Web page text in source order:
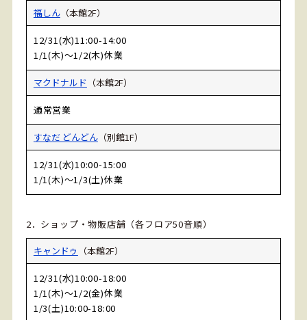
福しん（本館2F）
12/31(水)11:00-14:00
1/1(木)～1/2(木)休業
マクドナルド （本館2F）
通常営業
すなだ どんどん（別館1F）
12/31(水)10:00-15:00
1/1(木)～1/3(土)休業
2．ショップ・物販店舗（各フロア50音順）
キャンドゥ （本館2F）
12/31(水)10:00-18:00
1/1(木)～1/2(金)休業
1/3(土)10:00-18:00